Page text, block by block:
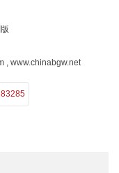
, www.chinabgw.net